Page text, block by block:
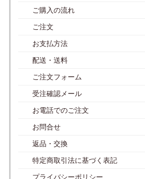
ご購入の流れ
ご注文
お支払方法
配送・送料
ご注文フォーム
受注確認メール
お電話でのご注文
お問合せ
返品・交換
特定商取引法に基づく表記
プライバシーポリシー